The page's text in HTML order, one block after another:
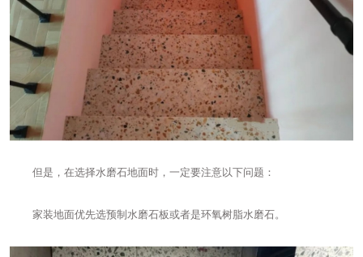
但是，在选择水磨石地面时，一定要注意以下问题：
家装地面优先选预制水磨石板或者是环氧树脂水磨石。